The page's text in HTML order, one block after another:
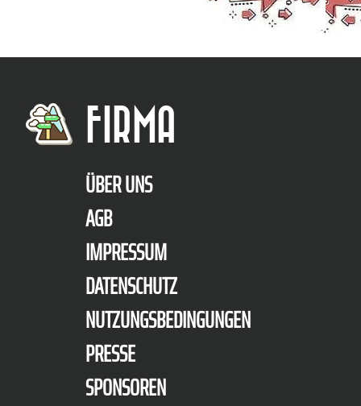
FIRMA
ÜBER UNS
AGB
IMPRESSUM
DATENSCHUTZ
NUTZUNGSBEDINGUNGEN
PRESSE
SPONSOREN